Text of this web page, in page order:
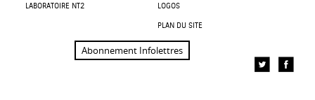
LABORATOIRE NT2 LOGOS
PLAN DU SITE
Abonnement Infolettres